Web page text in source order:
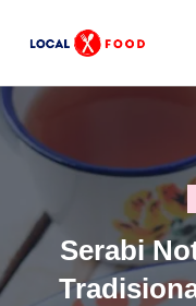
content
o
c
l
x
tempat
kuliner
wisata
keluarga
Indonesia.
in
Serabi